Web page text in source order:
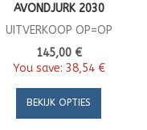
AVONDJURK 2030
UITVERKOOP OP=OP
145,00 €
You save: 38,54 €
BEKIJK OPTIES